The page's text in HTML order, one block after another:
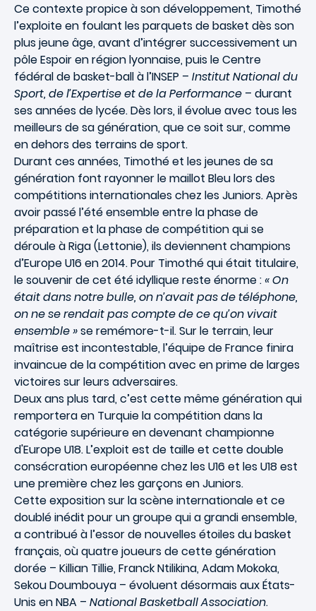
Ce contexte propice à son développement, Timothé
l’exploite en foulant les parquets de basket dès son
plus jeune âge, avant d’intégrer successivement un
pôle Espoir en région lyonnaise, puis le Centre
fédéral de basket-ball à l’INSEP – Institut National du
Sport, de l’Expertise et de la Performance – durant
ses années de lycée. Dès lors, il évolue avec tous les
meilleurs de sa génération, que ce soit sur, comme
en dehors des terrains de sport.
Durant ces années, Timothé et les jeunes de sa
génération font rayonner le maillot Bleu lors des
compétitions internationales chez les Juniors. Après
avoir passé l’été ensemble entre la phase de
préparation et la phase de compétition qui se
déroule à Riga (Lettonie), ils deviennent champions
d’Europe U16 en 2014. Pour Timothé qui était titulaire,
le souvenir de cet été idyllique reste énorme :« On
était dans notre bulle, on n’avait pas de téléphone,
on ne se rendait pas compte de ce qu’on vivait
ensemble »se remémore-t-il. Sur le terrain, leur
maîtrise est incontestable, l’équipe de France finira
invaincue de la compétition avec en prime de larges
victoires sur leurs adversaires.
Deux ans plus tard, c’est cette même génération qui
remportera en Turquie la compétition dans la
catégorie supérieure en devenant championne
d'Europe U18. L’exploit est de taille et cette double
consécration européenne chez les U16 et les U18 est
une première chez les garçons en Juniors.
Cette exposition sur la scène internationale et ce
doublé inédit pour un groupe qui a grandi ensemble,
a contribué à l’essor de nouvelles étoiles du basket
français, où quatre joueurs de cette génération
dorée – Killian Tillie, Franck Ntilikina, Adam Mokoka,
Sekou Doumbouya – évoluent désormais aux États-
Unis en NBA – National Basketball Association.